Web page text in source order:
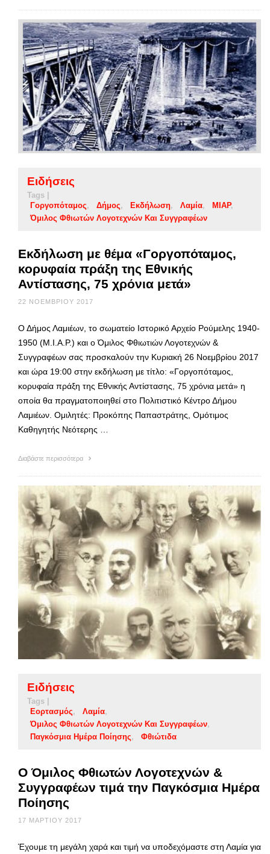
Ειδήσεις
Tags |
Γοργοπόταμος
Δήμος Εκδήλωση Λαμία
ΜΙΑΡ
Όμιλος Φθιωτών Λογοτεχνών Και Συγγραφέων
Εκδήλωση με θέμα «Γοργοπόταμος,
κορυφαία πράξη της Εθνικής
Αντίστασης, 75 χρόνια μετά»
22 ΝΟΕΜΒΡΊΟΥ 2017
Ο Δήμος Λαμιέων, το σωματείο Ιστορικό Αρχείο Ρούμελης 1940-
1950 (Μ.Ι.Α.Ρ.) και ο Όμιλος Φθιωτιών Λογοτεχνών &
Συγγραφέων σας προσκαλούν την Κυριακή 26 Νοεμβρίου 2017
και ώρα 19:00 στην εκδήλωση με τίτλο: «Γοργοπόταμος,
κορυφαία πράξη της Εθνικής Αντίστασης, 75 χρόνια μετά» η
οποία θα πραγματοποιηθεί στο Πολιτιστικό Κέντρο Δήμου
Λαμιέων. Ομιλητές: Προκόπης Παπαστράτης, Ομότιμος
Καθηγητής Νεότερης …
Διαβάστε περισσότερα
Ειδήσεις
Tags |
Εορτασμός
Λαμία
Όμιλος Φθιωτών Λογοτεχνών Και Συγγραφέων
Παγκόσμια Ημέρα Ποίησης
Φθιώτιδα
Ο Όμιλος Φθιωτών Λογοτεχνών &
Συγγραφέων τιμά την Παγκόσμια Ημέρα
Ποίησης
17 ΜΑΡΤΊΟΥ 2017
Έχουμε τη μεγάλη χαρά και τιμή να υποδεχόμαστε στη Λαμία για